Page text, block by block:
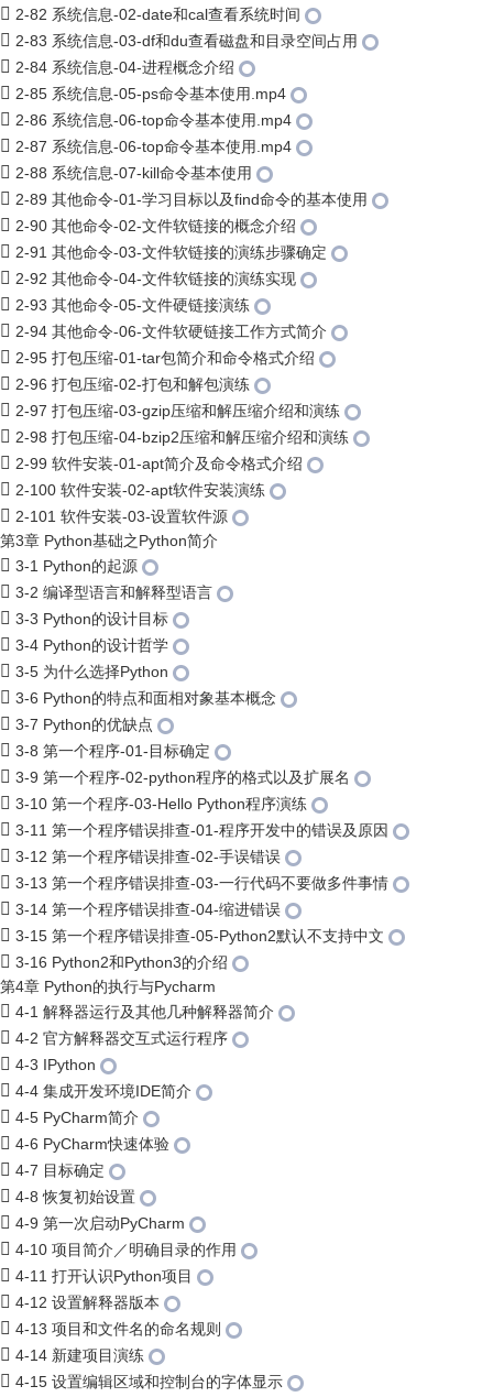
2-82 系统信息-02-date和cal查看系统时间
2-83 系统信息-03-df和du查看磁盘和目录空间占用
2-84 系统信息-04-进程概念介绍
2-85 系统信息-05-ps命令基本使用.mp4
2-86 系统信息-06-top命令基本使用.mp4
2-87 系统信息-06-top命令基本使用.mp4
2-88 系统信息-07-kill命令基本使用
2-89 其他命令-01-学习目标以及find命令的基本使用
2-90 其他命令-02-文件软链接的概念介绍
2-91 其他命令-03-文件软链接的演练步骤确定
2-92 其他命令-04-文件软链接的演练实现
2-93 其他命令-05-文件硬链接演练
2-94 其他命令-06-文件软硬链接工作方式简介
2-95 打包压缩-01-tar包简介和命令格式介绍
2-96 打包压缩-02-打包和解包演练
2-97 打包压缩-03-gzip压缩和解压缩介绍和演练
2-98 打包压缩-04-bzip2压缩和解压缩介绍和演练
2-99 软件安装-01-apt简介及命令格式介绍
2-100 软件安装-02-apt软件安装演练
2-101 软件安装-03-设置软件源
第3章 Python基础之Python简介
3-1 Python的起源
3-2 编译型语言和解释型语言
3-3 Python的设计目标
3-4 Python的设计哲学
3-5 为什么选择Python
3-6 Python的特点和面相对象基本概念
3-7 Python的优缺点
3-8 第一个程序-01-目标确定
3-9 第一个程序-02-python程序的格式以及扩展名
3-10 第一个程序-03-Hello Python程序演练
3-11 第一个程序错误排查-01-程序开发中的错误及原因
3-12 第一个程序错误排查-02-手误错误
3-13 第一个程序错误排查-03-一行代码不要做多件事情
3-14 第一个程序错误排查-04-缩进错误
3-15 第一个程序错误排查-05-Python2默认不支持中文
3-16 Python2和Python3的介绍
第4章 Python的执行与Pycharm
4-1 解释器运行及其他几种解释器简介
4-2 官方解释器交互式运行程序
4-3 IPython
4-4 集成开发环境IDE简介
4-5 PyCharm简介
4-6 PyCharm快速体验
4-7 目标确定
4-8 恢复初始设置
4-9 第一次启动PyCharm
4-10 项目简介／明确目录的作用
4-11 打开认识Python项目
4-12 设置解释器版本
4-13 项目和文件名的命名规则
4-14 新建项目演练
4-15 设置编辑区域和控制台的字体显示